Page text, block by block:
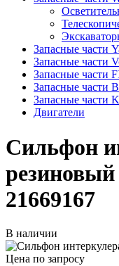
Запасные части
Запасные части
Запасные части
Запасные части
Запасные части
Двигатели
Сильфон
21669167
В наличии
Цена по запросу